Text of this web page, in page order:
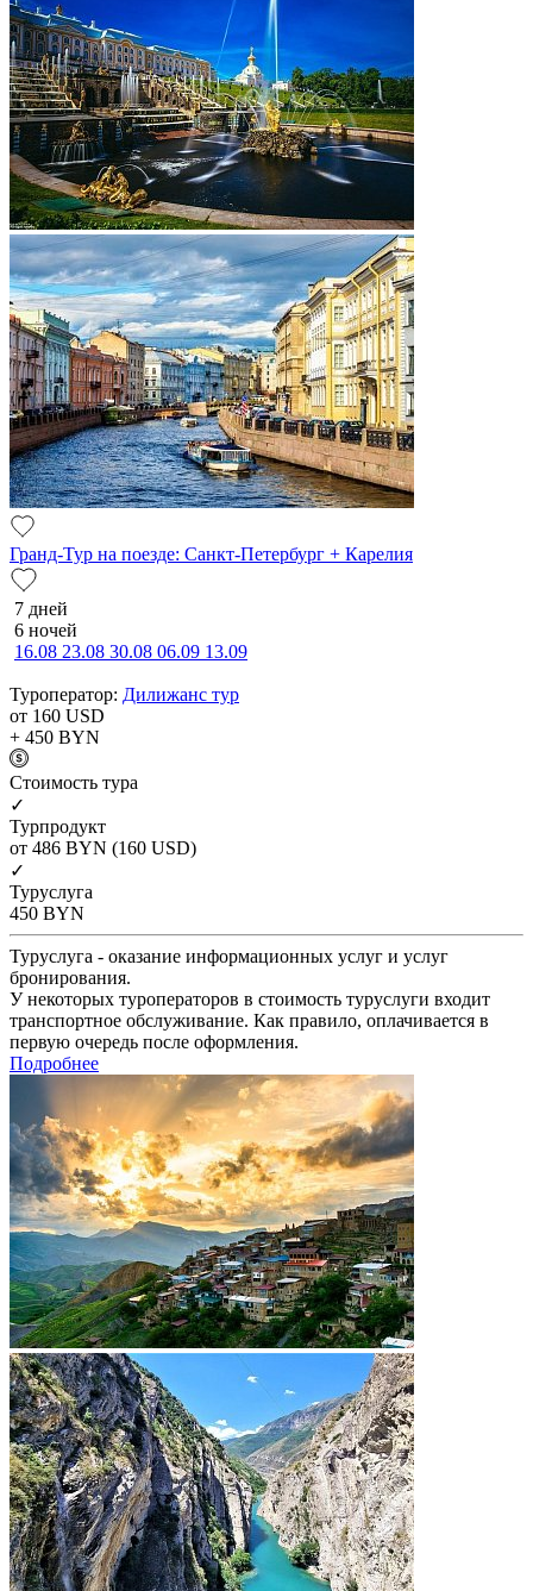
Гранд-Тур на поезде: Санкт-Петербург + Карелия
7 дней
6 ночей
16.08 23.08 30.08 06.09 13.09
Туроператор: Дилижанс тур
от 160 USD
+ 450 BYN
Cтоимость тура
✓
Турпродукт
от 486 BYN (160 USD)
✓
Туруслуга
450 BYN
Туруслуга - оказание информационных услуг и услуг
бронирования.
У некоторых туроператоров в стоимость туруслуги входит
транспортное обслуживание. Как правило, оплачивается в
первую очередь после оформления.
Подробнее